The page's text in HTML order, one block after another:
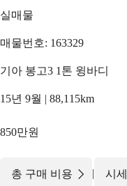
실매물
매물번호: 163329
기아 봉고3 1톤 윙바디
15년 9월 | 88,115km
850만원
총 구매 비용 | 시